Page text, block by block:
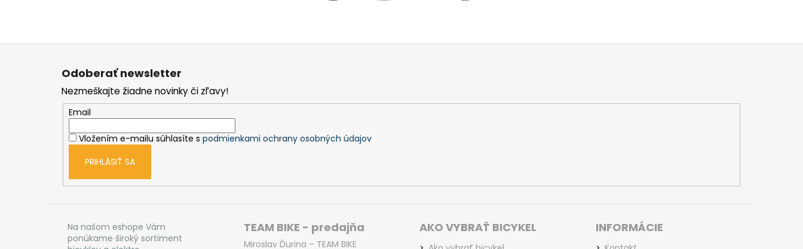
Odoberať newsletter
Nezmeškajte žiadne novinky či zľavy!
Email
Vložením e-mailu súhlasíte s podmienkami ochrany osobných údajov
PRIHLÁSIŤ SA
Na našom eshope Vám
ponúkame široký sortiment
TEAM BIKE - predajňa
Miroslav Ďurina – TEAM BIKE
AKO VYBRAŤ BICYKEL INFORMÁCIE